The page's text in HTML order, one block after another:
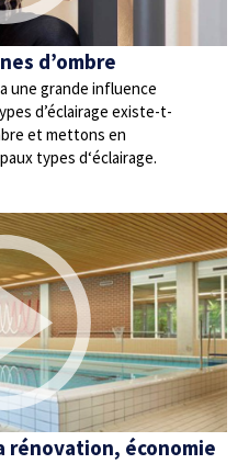
d’ombre
une grande influence
d’éclairage existe-t-
et mettons en
types d‘éclairage.
rénovation, économie